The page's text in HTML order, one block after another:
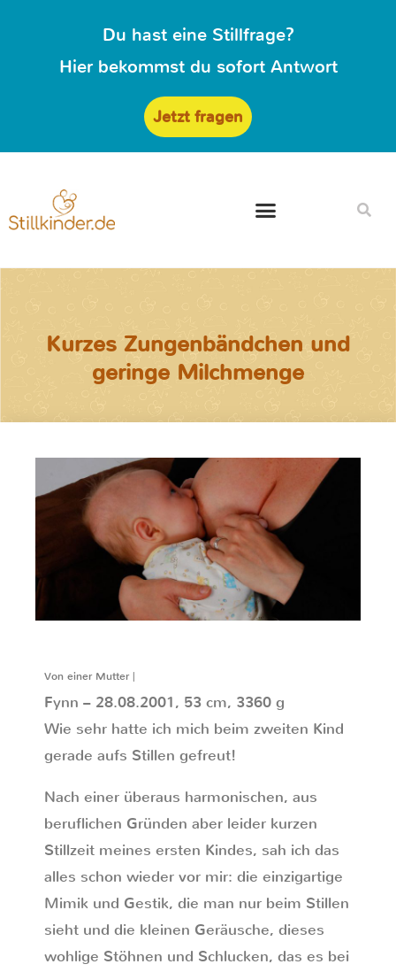
Du hast eine Stillfrage?
Hier bekommst du sofort Antwort
Jetzt fragen
Kurzes Zungenbändchen und
geringe Milchmenge
Von einer Mutter |
Fynn – 28.08.2001, 53 cm, 3360 g
Wie sehr hatte ich mich beim zweiten Kind
gerade aufs Stillen gefreut!
Nach einer überaus harmonischen, aus
beruflichen Gründen aber leider kurzen
Stillzeit meines ersten Kindes, sah ich das
alles schon wieder vor mir: die einzigartige
Mimik und Gestik, die man nur beim Stillen
sieht und die kleinen Geräusche, dieses
wohlige Stöhnen und Schlucken, das es bei